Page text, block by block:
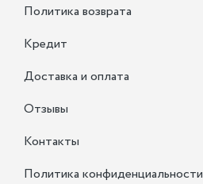
Политика возврата
Кредит
Доставка и оплата
Отзывы
Контакты
Политика конфиденциальности